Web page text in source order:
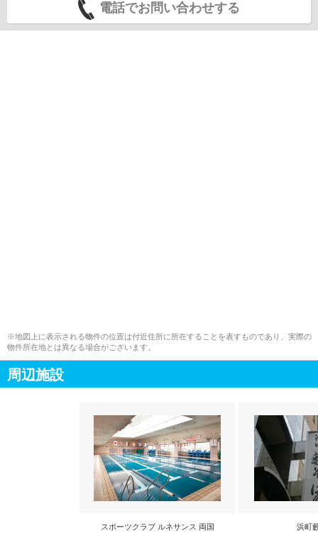
電話でお問い合わせする
※地図上に表示される物件の位置は付近住所に所在することを表すものであり、実際の
物件所在地とは異なる場合がございます。
周辺施設
スポーツクラブ ルネサンス 両国 浜町